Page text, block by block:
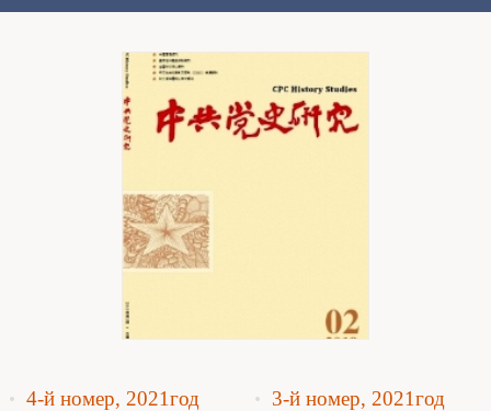
4-й номер, 2021год
3-й номер, 2021год